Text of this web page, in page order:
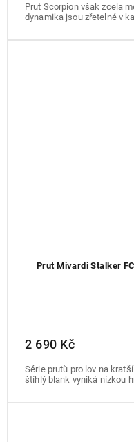
Prut Scorpion však zcela
dynamika jsou zřetelné v
Prut Mivardi Stalker
2 690 Kč
Série prutů pro lov na
štíhlý blank vyniká nízkou